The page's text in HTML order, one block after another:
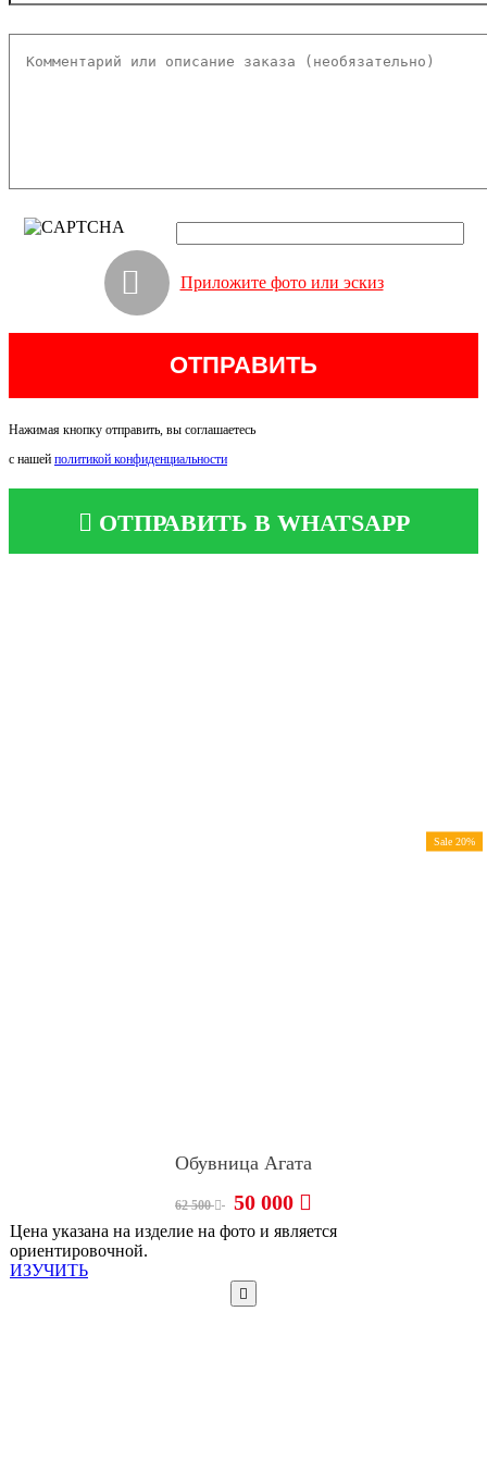
Приложите фото или эскиз
Нажимая кнопку отправить, вы соглашаетесь
с нашей политикой конфиденциальности
ОТПРАВИТЬ В WHATSAPP
Sale 20%
Обувница Агата
62 500 50 000
Цена указана на изделие на фото и является
ориентировочной.
ИЗУЧИТЬ